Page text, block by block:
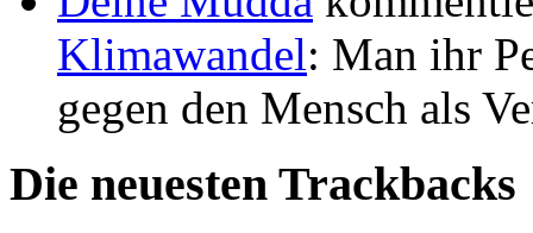
Klimawandel: Man ihr
gegen den Mensch als
Die neuesten Trackbacks